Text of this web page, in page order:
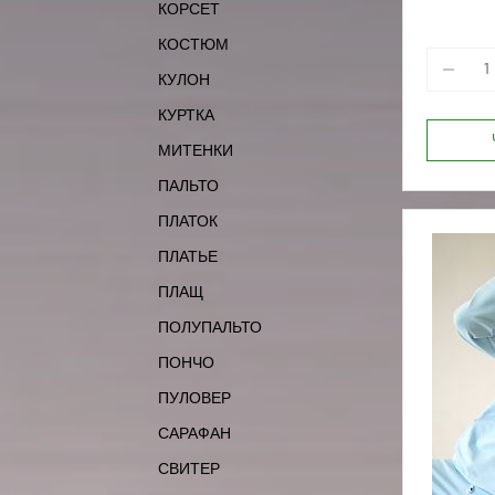
КОРСЕТ
КОСТЮМ
КУЛОН
КУРТКА
МИТЕНКИ
ПАЛЬТО
ПЛАТОК
ПЛАТЬЕ
ПЛАЩ
ПОЛУПАЛЬТО
ПОНЧО
ПУЛОВЕР
САРАФАН
СВИТЕР